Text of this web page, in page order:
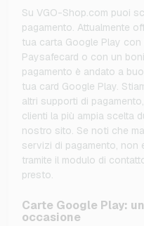
Su VGO-Shop.com puoi
pagamento. Attualmente
tua carta Google Play con
Paysafecard o con un
pagamento è andato a
tua card Google Play.
altri supporti di
clienti la più ampia scelta
nostro sito. Se noti che
servizi di pagamento, non
tramite il modulo di
presto.
Carte Google Play:
occasione